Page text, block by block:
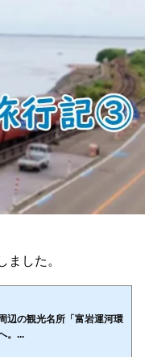
ました。
辺の観光名所「富岩運河環
。...